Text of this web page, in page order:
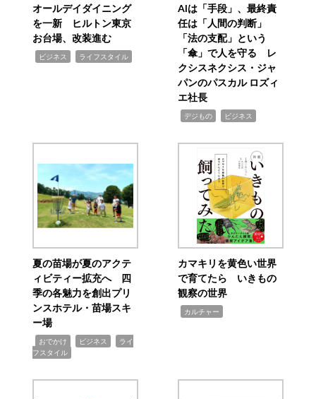
オールデイダイニング
を一新 ヒルトン東京
お台場、改装進む
ビジネス ライフスタイル
AIは「手段」、最終責
任は「人間の判断」
「法の支配」という
「傘」で人を守る レ
クシスネクシス・ジャ
パンのパスカル ロズィ
エ社長
デジもの ビジネス
夏の苗場が夏のアクテ
ィビティー拡充へ 四
季の各魅力を創出プリ
ンスホテル・苗場スキ
ー場
おでかけ ビジネス
ライ
フスタイル
カマキリを黄色い世界
で育てたら いきもの
観察の世界
カルチャー